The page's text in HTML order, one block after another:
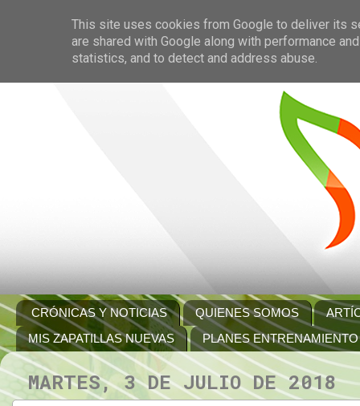
CRÓNICAS Y NOTICIAS QUIENES SOMOS
MIS ZAPATILLAS NUEVAS
PLANES ENTRENAMIENTO
MARTES, 3 DE JULIO DE 2018
This site uses cookies from Google to deliver its
are shared with Google along with performance
statistics, and to detect and address abuse.